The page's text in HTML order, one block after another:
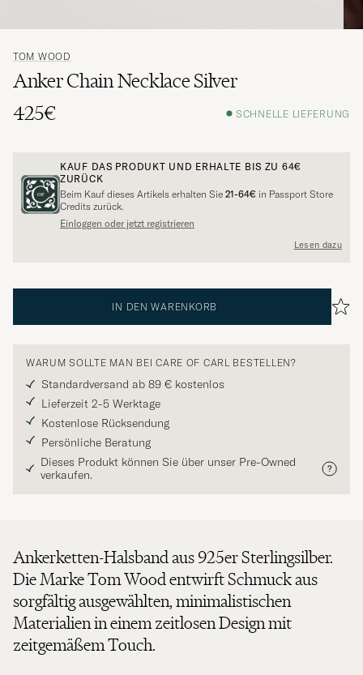
TOM WOOD
Anker Chain Necklace Silver
425€
SCHNELLE LIEFERUNG
KAUF DAS PRODUKT UND ERHALTE BIS ZU 64€
ZURÜCK
Beim Kauf dieses Artikels erhalten Sie 21-64€ in Passport Store
Credits zurück.
Einloggen oder jetzt registrieren
Lesen dazu
IN DEN WARENKORB
WARUM SOLLTE MAN BEI CARE OF CARL BESTELLEN?
Standardversand ab 89 € kostenlos
Lieferzeit 2-5 Werktage
Kostenlose Rücksendung
Persönliche Beratung
Dieses Produkt können Sie über unser Pre-Owned
verkaufen.
Ankerketten-Halsband aus 925er Sterlingsilber.
Die Marke Tom Wood entwirft Schmuck aus
sorgfältig ausgewählten, minimalistischen
Materialien in einem zeitlosen Design mit
zeitgemäßem Touch.